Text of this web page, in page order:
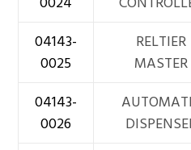
04143-
0025
RELTIER
MASTER
04143-
0026